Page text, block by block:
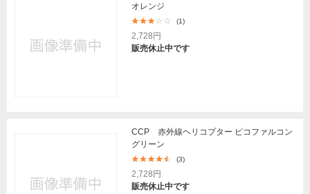
オレンジ
(1)
2,728円
販売休止中です
CCP 赤外線ヘリコプター ピコファルコン
グリーン
(3)
2,728円
販売休止中です